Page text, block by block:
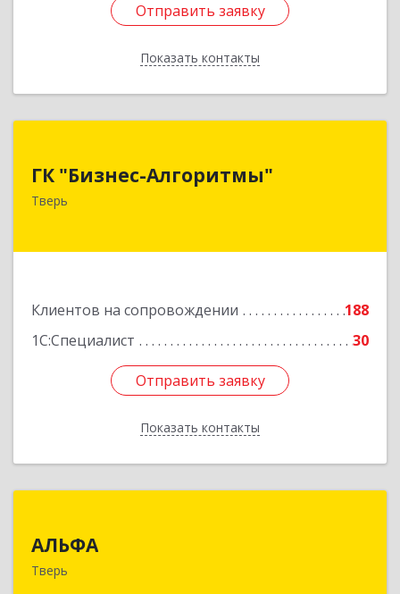
Отправить заявку
Показать контакты
Отправить заявку
Назад
ГК "Бизнес-Алгоритмы"
Тверь
Клиентов на сопровождении
188
1С:Специалист
30
Отправить заявку
Показать контакты
170006, Тверская обл, Тверь г, Брагина ул, дом
Подробнее
Отправить заявку
Назад
АЛЬФА
Тверь